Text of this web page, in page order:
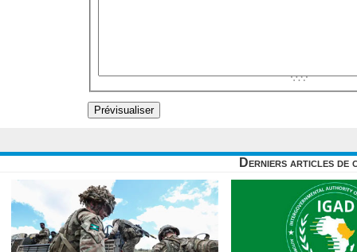
Derniers articles de